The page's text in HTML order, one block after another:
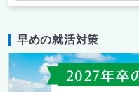
早めの就活対策